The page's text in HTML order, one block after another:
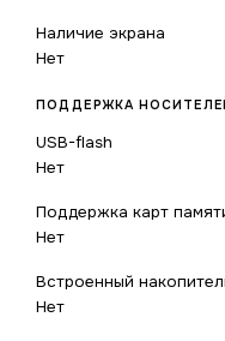
Наличие экрана
Нет
ПОДДЕРЖКА
USB-flash
Нет
Поддержка карт
Нет
Встроенный
Нет